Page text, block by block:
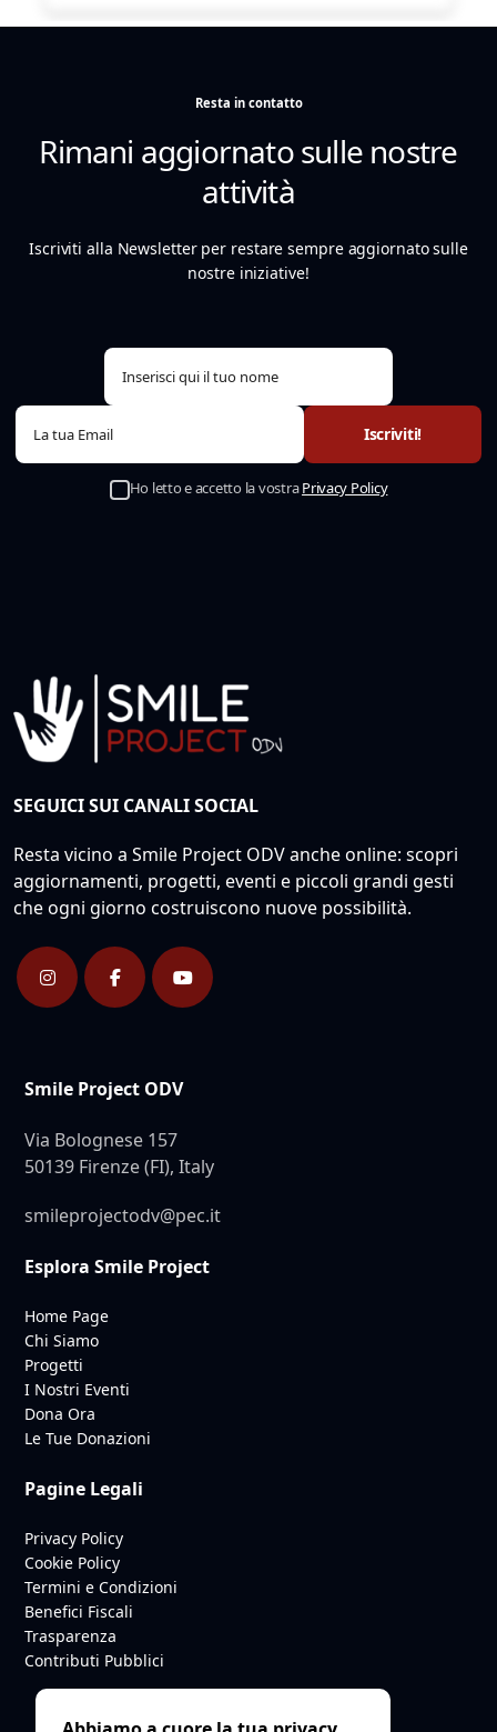
Resta in contatto
Rimani aggiornato sulle nostre
attività
Iscriviti alla Newsletter per restare sempre aggiornato sulle
nostre iniziative!
Ho letto e accetto la vostraPrivacy Policy
SEGUICI SUI CANALI SOCIAL
Resta vicino a Smile Project ODV anche online: scopri
aggiornamenti, progetti, eventi e piccoli grandi gesti
che ogni giorno costruiscono nuove possibilità.
Smile Project ODV
Via Bolognese 157
50139 Firenze (FI), Italy
smileprojectodv@pec.it
Esplora Smile Project
Home Page
Chi Siamo
Progetti
I Nostri Eventi
Dona Ora
Le Tue Donazioni
Pagine Legali
Privacy Policy
Cookie Policy
Termini e Condizioni
Benefici Fiscali
Trasparenza
Contributi Pubblici